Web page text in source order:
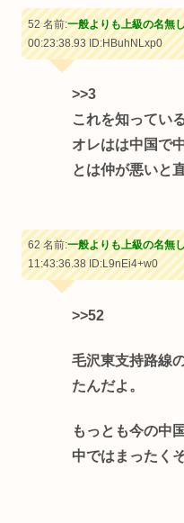
52 名前:一般よりも上級の名無
00:23:38.93ID:HBuhNLxp0
>>3
これを知ってい
オレはは中国で
とは仲が悪いと
62 名前:一般よりも上級の名無
11:43:36.38ID:L9nEi4+w0
>>52
毛沢東支持路線
たんだよ。
もっとも今の中
中ではまったく